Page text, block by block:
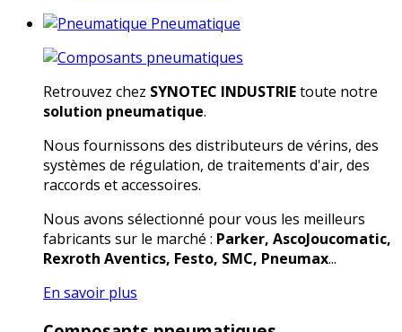
Pneumatique
Retrouvez chez SYNOTEC INDUSTRIEtoute notre
solution pneumatique.
Nous fournissons des distributeurs de vérins, des
systèmes de régulation, de traitements d'air, des
raccords et accessoires.
Nous avons sélectionné pour vous les meilleurs
fabricants sur le marché : Parker, AscoJoucomatic,
Rexroth Aventics, Festo, SMC, Pneumax...
En savoir plus